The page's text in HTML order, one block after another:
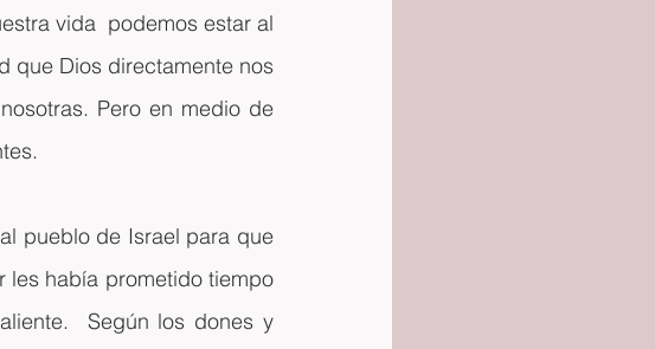
vida  podemos estar al
que Dios directamente nos
Pero en medio de
pueblo de Israel para que
les había prometido tiempo
Según los dones y